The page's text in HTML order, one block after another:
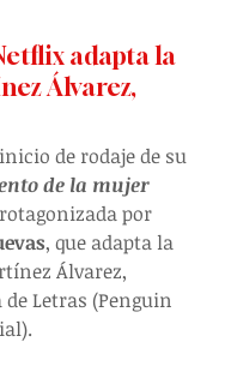
adapta la
Álvarez,
de rodaje de su
de la mujer
por
, que adapta la
Álvarez,
Letras (Penguin